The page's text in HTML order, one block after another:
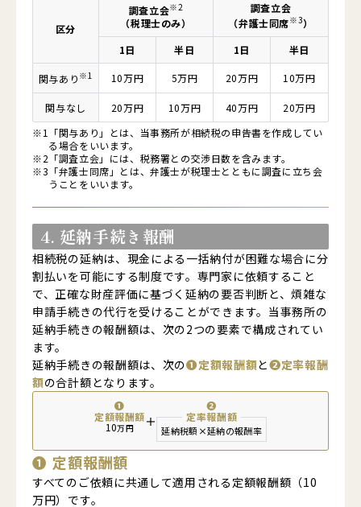
区分
調査立会※2
（税理士のみ）
調査立会
（弁護士同席※3）
1日
半日 1日 半日
関与あり ※1 10万円 5万円 20万円 10万円
関与なし 20万円 10万円 40万円
20万円
※1 「関与あり」とは、当事務所が相続税の申告書を作成してい
る場合をいいます。
※2 「調査立会」には、税務署との交渉日数を含みます。
※3 「弁護士同席」とは、弁護士が税理士とともに調査に立ち会
うことをいいます。
4. 延納手続き報酬
相続税の延納は、現金による一括納付が困難な場合に分
割払いを可能にする制度です。専門家に依頼すること
で、正確な財産評価に基づく延納の要否判断と、煩雑な
申請手続きの代行を受けることができます。当事務所の
延納手続きの報酬額は、次の2つの要素で構成されてい
ます。
延納手続きの報酬額は、次の❶定額報酬額と❷定率報酬
額の合計額となります。
❶
定額報酬額
10万円 ＋
❷
定率報酬額
延納税額 ×延納の報酬率
❶ 定額報酬額
すべてのご依頼に共通して適用される定額報酬額（10
万円）です。